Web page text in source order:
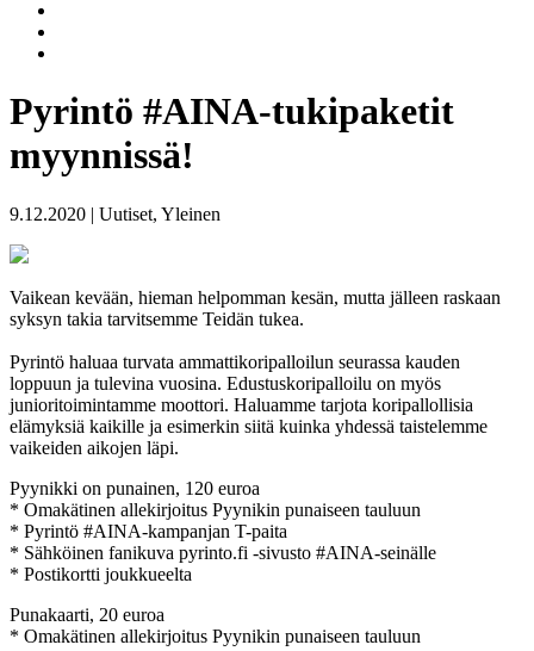
Pyrintö #AINA-tukipaketit
myynnissä!
9.12.2020 | Uutiset, Yleinen
Vaikean kevään, hieman helpomman kesän, mutta jälleen raskaan
syksyn takia tarvitsemme Teidän tukea.
Pyrintö haluaa turvata ammattikoripalloilun seurassa kauden
loppuun ja tulevina vuosina. Edustuskoripalloilu on myös
junioritoimintamme moottori. Haluamme tarjota koripallollisia
elämyksiä kaikille ja esimerkin siitä kuinka yhdessä taistelemme
vaikeiden aikojen läpi.
Pyynikki on punainen, 120 euroa
* Omakätinen allekirjoitus Pyynikin punaiseen tauluun
* Pyrintö #AINA-kampanjan T-paita
* Sähköinen fanikuva pyrinto.fi -sivusto #AINA-seinälle
* Postikortti joukkueelta
Punakaarti, 20 euroa
* Omakätinen allekirjoitus Pyynikin punaiseen tauluun